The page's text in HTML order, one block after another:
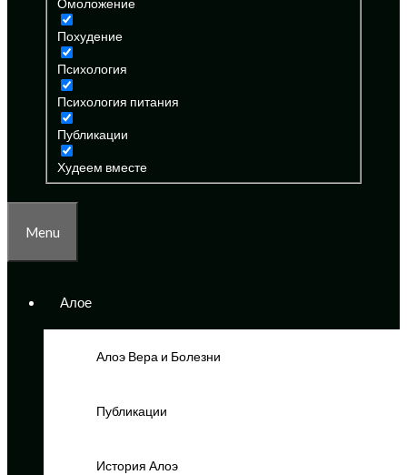
Похудение
Психология
Психология питания
Публикации
Худеем вместе
Menu
Алое
Алоэ Вера и Болезни
Публикации
История Алоэ